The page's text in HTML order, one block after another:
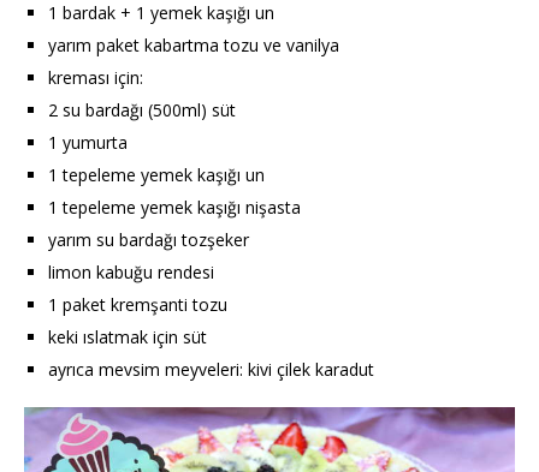
1 bardak + 1 yemek kaşığı un
yarım paket kabartma tozu ve vanilya
kreması için:
2 su bardağı (500ml) süt
1 yumurta
1 tepeleme yemek kaşığı un
1 tepeleme yemek kaşığı nişasta
yarım su bardağı tozşeker
limon kabuğu rendesi
1 paket kremşanti tozu
keki ıslatmak için süt
ayrıca mevsim meyveleri: kivi çilek karadut